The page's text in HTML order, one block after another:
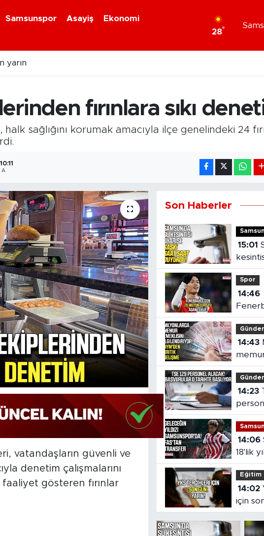
Samsunspor Asayiş
Ekonomi
28°
yarın
fırınlara sıkı
sağlığını korumak amacıyla ilçe genelindeki 24
vatandaşların güvenli ve
denetim çalışmalarını
gösteren fırınlar
Son Haberler
15:01 Samsun'da su
SASKİ
Spor
14:46
milyon
teklif
14:43
14:23
14:06 Samsunspor
18'lik
Eğitim
14:02
için